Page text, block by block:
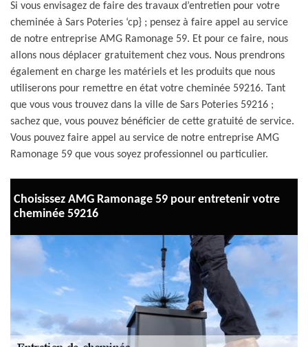
Si vous envisagez de faire des travaux d’entretien pour votre
cheminée à Sars Poteries ‘cp} ; pensez à faire appel au service
de notre entreprise AMG Ramonage 59. Et pour ce faire, nous
allons nous déplacer gratuitement chez vous. Nous prendrons
également en charge les matériels et les produits que nous
utiliserons pour remettre en état votre cheminée 59216. Tant
que vous vous trouvez dans la ville de Sars Poteries 59216 ;
sachez que, vous pouvez bénéficier de cette gratuité de service.
Vous pouvez faire appel au service de notre entreprise AMG
Ramonage 59 que vous soyez professionnel ou particulier.
Choisissez AMG Ramonage 59 pour entretenir votre
cheminée 59216